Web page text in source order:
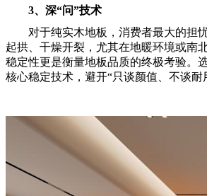
3、深“问”技术
对于纯实木地板，消费者最大的
起拱、干燥开裂，尤其在地暖环境或南
稳定性更是衡量地板品质的终极考验。
核心稳定技术，避开“只谈颜值、不谈耐